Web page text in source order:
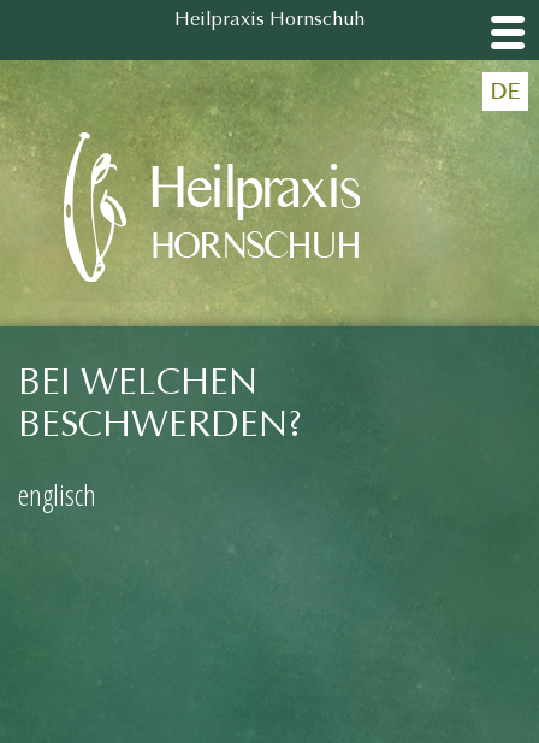
Heilpraxis Hornschuh DE
BEI WELCHEN
BESCHWERDEN?
englisch
Heilpraxis Hornschuh